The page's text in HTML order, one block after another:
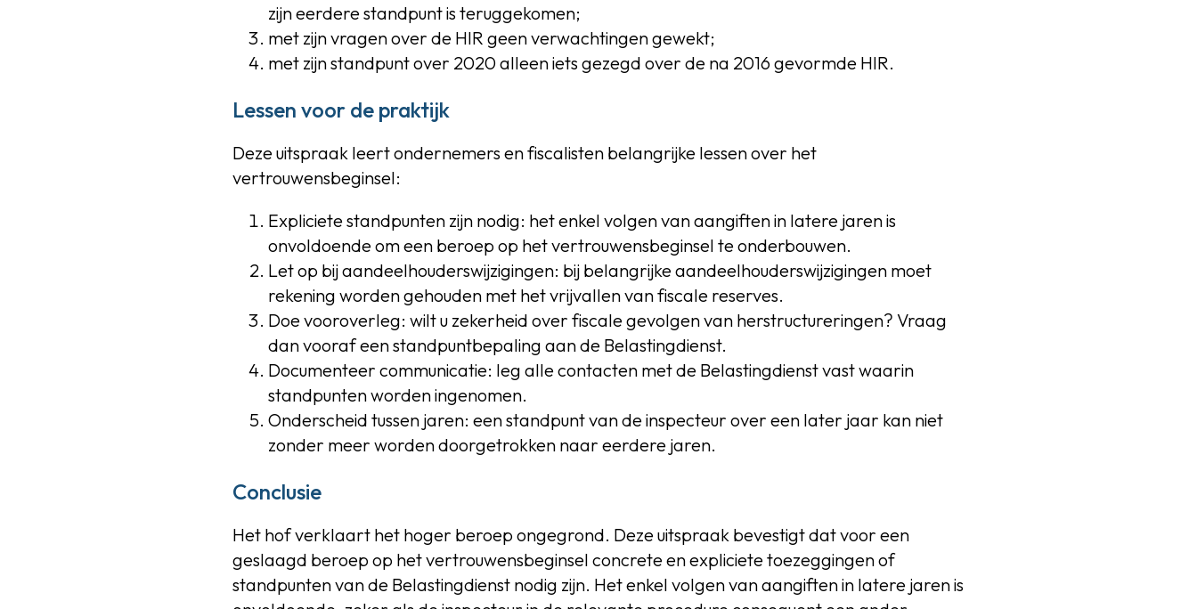
zijn eerdere standpunt is teruggekomen;
met zijn vragen over de HIR geen verwachtingen gewekt;
met zijn standpunt over 2020 alleen iets gezegd over de na 2016 gevormde HIR.
Lessen voor de praktijk
Deze uitspraak leert ondernemers en fiscalisten belangrijke lessen over het
vertrouwensbeginsel:
Expliciete standpunten zijn nodig: het enkel volgen van aangiften in latere jaren is
onvoldoende om een beroep op het vertrouwensbeginsel te onderbouwen.
Let op bij aandeelhouderswijzigingen: bij belangrijke aandeelhouderswijzigingen moet
rekening worden gehouden met het vrijvallen van fiscale reserves.
Doe vooroverleg: wilt u zekerheid over fiscale gevolgen van herstructureringen? Vraag
dan vooraf een standpuntbepaling aan de Belastingdienst.
Documenteer communicatie: leg alle contacten met de Belastingdienst vast waarin
standpunten worden ingenomen.
Onderscheid tussen jaren: een standpunt van de inspecteur over een later jaar kan niet
zonder meer worden doorgetrokken naar eerdere jaren.
Conclusie
Het hof verklaart het hoger beroep ongegrond. Deze uitspraak bevestigt dat voor een
geslaagd beroep op het vertrouwensbeginsel concrete en expliciete toezeggingen of
standpunten van de Belastingdienst nodig zijn. Het enkel volgen van aangiften in latere jaren is